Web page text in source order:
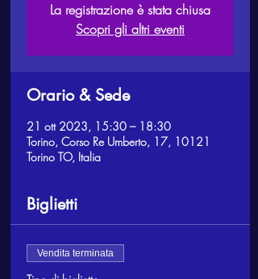
La registrazione è stata chiusa
Scopri gli altri eventi
Orario & Sede
21 ott 2023, 15:30 – 18:30
Torino, Corso Re Umberto, 17, 10121
Torino TO, Italia
Biglietti
Vendita terminata